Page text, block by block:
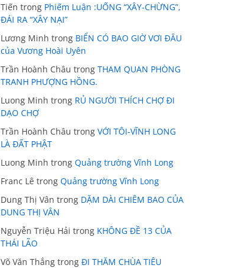
Tiến trong Phiếm Luận :UỐNG “XÂY-CHỪNG”,
ĐÁI RA “XÂY NẠI”
Lương Minh trong BIỂN CÓ BAO GIỜ VƠI ĐÂU
của Vương Hoài Uyên
Trần Hoành Châu trong THAM QUAN PHÒNG
TRANH PHƯỢNG HỒNG.
Luong Minh trong RỦ NGƯỜI THÍCH CHỢ ĐI
DẠO CHỢ
Trần Hoành Châu trong VỚI TÔI-VĨNH LONG
LÀ ĐẤT PHẬT
Luong Minh trong Quảng trường Vĩnh Long
Franc Lê trong Quảng trường Vĩnh Long
Dung Thị Vân trong DẶM DÀI CHIÊM BAO CỦA
DUNG THỊ VÂN
Nguyễn Triệu Hải trong KHÔNG ĐỀ 13 CỦA
THÁI LÃO
Võ Văn Thắng trong ĐI THĂM CHÙA TIÊU